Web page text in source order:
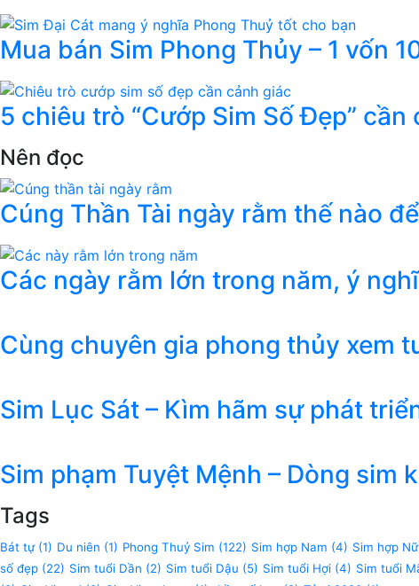
Mua bán Sim Phong Thủy – 1 vốn
5 chiêu trò “Cướp Sim Số Đẹp” cần
Nên đọc
Cúng Thần Tài ngày rằm thế nào
Các ngày rằm lớn trong năm, ý
Cùng chuyên gia phong thủy xem
Sim Lục Sát – Kìm hãm sự phát
Sim phạm Tuyệt Mệnh – Dòng sim
Tags
Bát tự(1) Du niên (1) Phong Thuỷ Sim (122) Sim hợp Nam (4) Sim hợp Nữ
số đẹp (22) Sim tuổi Dần (2) Sim tuổi Dậu (5) Sim tuổi Hợi (4) Sim tuổi